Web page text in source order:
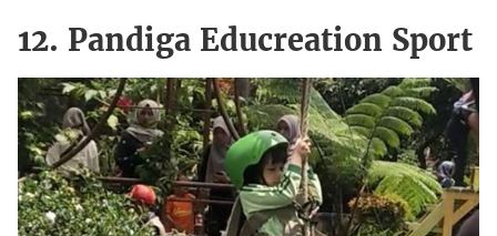
12. Pandiga Educreation Sport